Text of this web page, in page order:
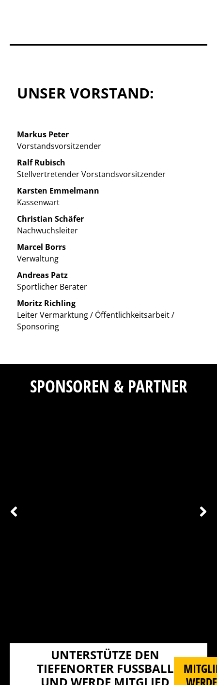
UNSER VORSTAND:
Markus Peter
Vorstandsvorsitzender
Ralf Rubisch
Stellvertretender Vorstandsvorsitzender
Karsten Emmelmann
Kassenwart
Christian Schäfer
Nachwuchsleiter
Marcel Borrs
Verwaltung
Andreas Patz
Sportlicher Berater
Moritz Richling
Leiter Vermarktung / Öffentlichkeitsarbeit /
Sponsoring
SPONSOREN & PARTNER
UNTERSTÜTZE DEN
TIEFENORTER FUSSBALL U